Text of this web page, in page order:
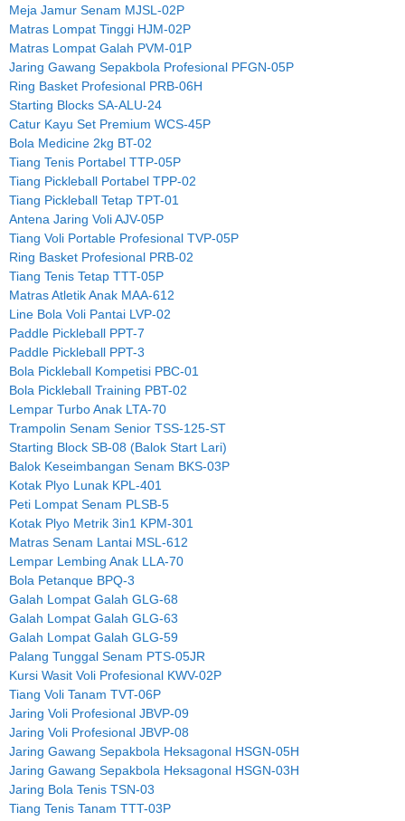
Meja Jamur Senam MJSL-02P
Matras Lompat Tinggi HJM-02P
Matras Lompat Galah PVM-01P
Jaring Gawang Sepakbola Profesional PFGN-05P
Ring Basket Profesional PRB-06H
Starting Blocks SA-ALU-24
Catur Kayu Set Premium WCS-45P
Bola Medicine 2kg BT-02
Tiang Tenis Portabel TTP-05P
Tiang Pickleball Portabel TPP-02
Tiang Pickleball Tetap TPT-01
Antena Jaring Voli AJV-05P
Tiang Voli Portable Profesional TVP-05P
Ring Basket Profesional PRB-02
Tiang Tenis Tetap TTT-05P
Matras Atletik Anak MAA-612
Line Bola Voli Pantai LVP-02
Paddle Pickleball PPT-7
Paddle Pickleball PPT-3
Bola Pickleball Kompetisi PBC-01
Bola Pickleball Training PBT-02
Lempar Turbo Anak LTA-70
Trampolin Senam Senior TSS-125-ST
Starting Block SB-08 (Balok Start Lari)
Balok Keseimbangan Senam BKS-03P
Kotak Plyo Lunak KPL-401
Peti Lompat Senam PLSB-5
Kotak Plyo Metrik 3in1 KPM-301
Matras Senam Lantai MSL-612
Lempar Lembing Anak LLA-70
Bola Petanque BPQ-3
Galah Lompat Galah GLG-68
Galah Lompat Galah GLG-63
Galah Lompat Galah GLG-59
Palang Tunggal Senam PTS-05JR
Kursi Wasit Voli Profesional KWV-02P
Tiang Voli Tanam TVT-06P
Jaring Voli Profesional JBVP-09
Jaring Voli Profesional JBVP-08
Jaring Gawang Sepakbola Heksagonal HSGN-05H
Jaring Gawang Sepakbola Heksagonal HSGN-03H
Jaring Bola Tenis TSN-03
Tiang Tenis Tanam TTT-03P